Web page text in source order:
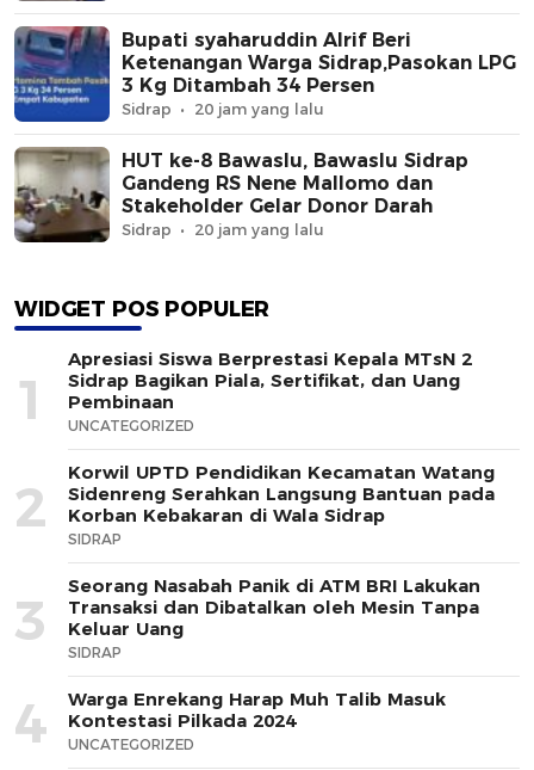
Bupati syaharuddin Alrif Beri
Ketenangan Warga Sidrap,Pasokan LPG
3 Kg Ditambah 34 Persen
Sidrap 20 jam yang lalu
HUT ke-8 Bawaslu, Bawaslu Sidrap
Gandeng RS Nene Mallomo dan
Stakeholder Gelar Donor Darah
Sidrap 20 jam yang lalu
WIDGET POS POPULER
1
Apresiasi Siswa Berprestasi Kepala MTsN 2
Sidrap Bagikan Piala, Sertifikat, dan Uang
Pembinaan
UNCATEGORIZED
2
Korwil UPTD Pendidikan Kecamatan Watang
Sidenreng Serahkan Langsung Bantuan pada
Korban Kebakaran di Wala Sidrap
SIDRAP
3
Seorang Nasabah Panik di ATM BRI Lakukan
Transaksi dan Dibatalkan oleh Mesin Tanpa
Keluar Uang
SIDRAP
4
Warga Enrekang Harap Muh Talib Masuk
Kontestasi Pilkada 2024
UNCATEGORIZED